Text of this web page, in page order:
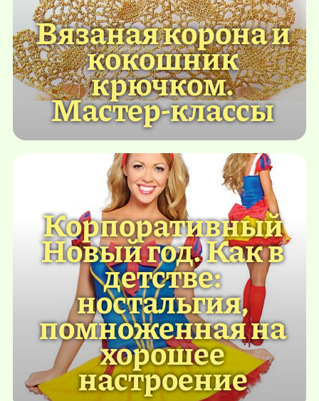
Вязаная корона и
кокошник
крючком.
Мастер-классы
Корпоративный
Новый год. Как в
детстве:
ностальгия,
помноженная на
хорошее
настроение